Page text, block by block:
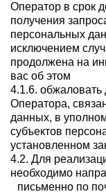
Оператор в срок
получения
персональных
исключением
продолжена на
вас об этом
4.1.6. обжаловать
Оператора,
данных, в
субъектов
установленном
4.2. Для
необходимо
письменно по